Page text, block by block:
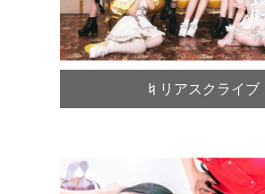
♮リアスクライブ